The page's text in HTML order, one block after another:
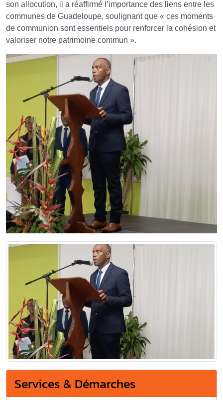
son allocution, il a réaffirmé l’importance des liens entre les
communes de Guadeloupe, soulignant que « ces moments
de communion sont essentiels pour renforcer la cohésion et
valoriser notre patrimoine commun ».
Services & Démarches